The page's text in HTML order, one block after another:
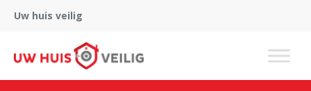
Uw huis veilig